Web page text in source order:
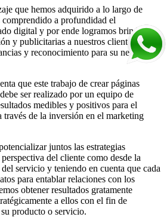
que hemos adquirido a lo largo de
comprendido a profundidad el
digital y por ende logramos brindar
y publicitarias a nuestros clientes, que
y reconocimiento para su negocio o
que este trabajo de crear páginas
ser realizado por un equipo de
medibles y positivos para el
través de la inversión en el marketing
juntos las estrategias
del cliente como desde la
servicio y teniendo en cuenta que cada
para entablar relaciones con los
obtener resultados gratamente
a ellos con el fin de
producto o servicio.